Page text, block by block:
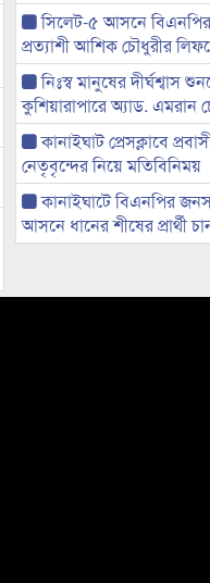
সিলেট-৫ আসনে
প্রত্যাশী আশিক চৌধুরীর
নিঃস্ব মানুষের দীর্ঘশ্বাস
কুশিয়ারাপারে অ্যাড. এমরান
কানাইঘাট প্রেসক্লাবে
নেতৃবৃন্দের নিয়ে মতিবিনিময়
কানাইঘাটে বিএনপির
আসনে ধানের শীষের প্রার্থী